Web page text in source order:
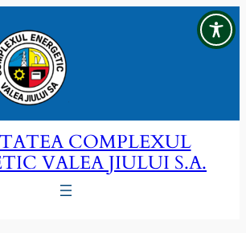
COMPLEXUL
VALEA JIULUI S.A.